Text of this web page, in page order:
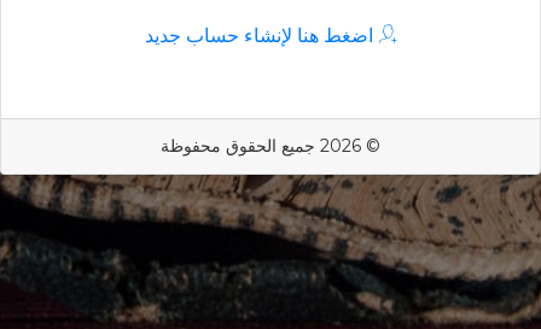
اضغط هنا لإنشاء حساب جديد
© 2026 جميع الحقوق محفوظة